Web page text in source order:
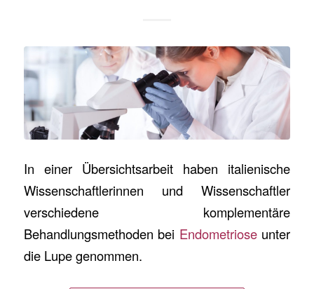
In einer Übersichtsarbeit haben italienische
Wissenschaftlerinnen und Wissenschaftler
verschiedene komplementäre
Behandlungsmethoden bei Endometrioseunter
die Lupe genommen.